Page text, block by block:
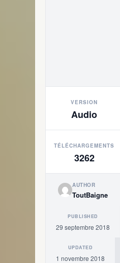
VERSION
Audio
TÉLÉCHARGEMENTS
3262
AUTHOR
ToutBaigne
PUBLISHED
29 septembre 2018
UPDATED
1 novembre 2018